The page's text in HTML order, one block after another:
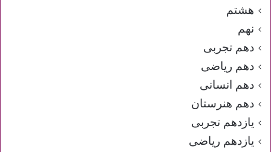
هشتم
نهم
دهم تجربی
دهم ریاضی
دهم انسانی
دهم هنرستان
یازدهم تجربی
یازدهم ریاضی